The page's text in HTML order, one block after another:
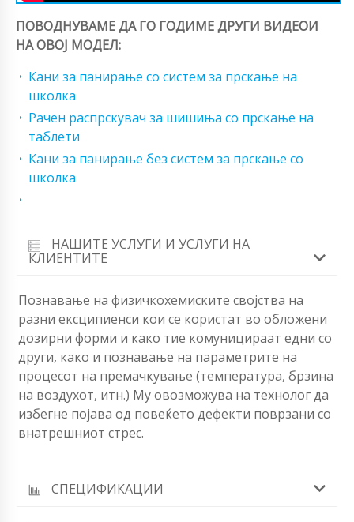
ПОВОДНУВАМЕ ДА ГО ГОДИМЕ ДРУГИ ВИДЕОИ
НА ОВОЈ МОДЕЛ:
Кани за панирање со систем за прскање на
школка
Рачен распрскувач за шишиња со прскање на
таблети
Кани за панирање без систем за прскање со
школка
НАШИТЕ УСЛУГИ И УСЛУГИ НА
КЛИЕНТИТЕ
Познавање на физичкохемиските својства на
разни ексципиенси кои се користат во обложени
дозирни форми и како тие комуницираат едни со
други, како и познавање на параметрите на
процесот на премачкување (температура, брзина
на воздухот, итн.) Му овозможува на технолог да
избегне појава од повеќето дефекти поврзани со
внатрешниот стрес.
СПЕЦИФИКАЦИИ